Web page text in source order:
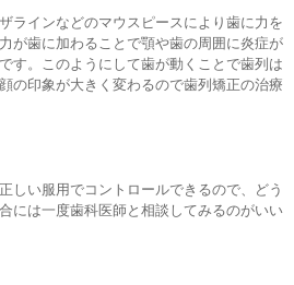
ラインなどのマウスピースにより歯に力を
が歯に加わることで顎や歯の周囲に炎症が
す。このようにして歯が動くことで歯列は
の印象が大きく変わるので歯列矯正の治療
しい服用でコントロールできるので、どう
には一度歯科医師と相談してみるのがいい